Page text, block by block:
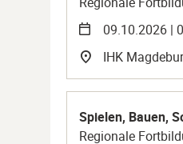
09.10.2026 |
IHK
Spielen, Bauen,
Regionale